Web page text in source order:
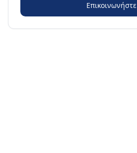
Επικοινωνήστε